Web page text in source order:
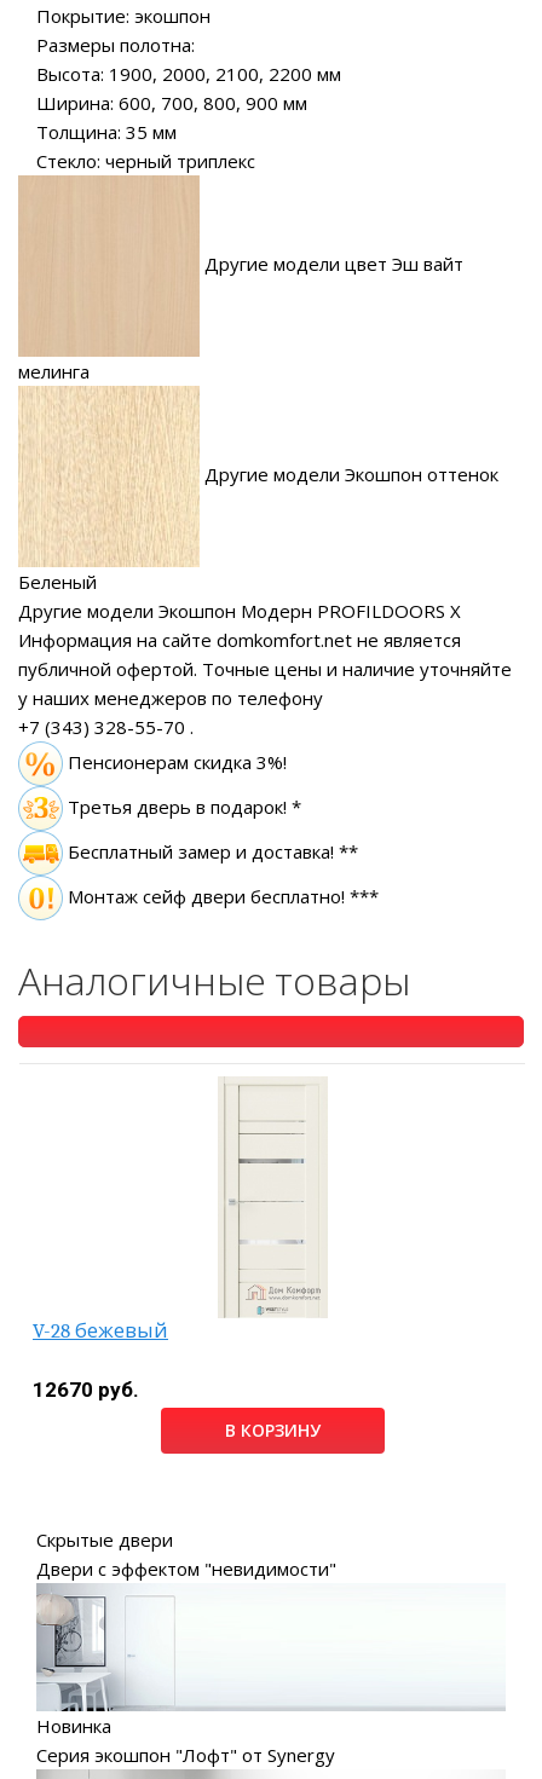
Покрытие: экошпон
Размеры полотна:
Высота: 1900, 2000, 2100, 2200 мм
Ширина: 600, 700, 800, 900 мм
Толщина: 35 мм
Стекло: черный триплекс
Другие модели цвет Эш вайт
мелинга
Другие модели Экошпон оттенок
Беленый
Другие модели Экошпон Модерн PROFILDOORS X
Информация на сайте domkomfort.net не является
публичной офертой. Точные цены и наличие уточняйте
у наших менеджеров по телефону
+7 (343) 328-55-70 .
Пенсионерам скидка 3%!
Третья дверь в подарок! *
Бесплатный замер и доставка! **
Монтаж сейф двери бесплатно! ***
Аналогичные товары
V-28 бежевый
12670 руб.
В КОРЗИНУ
Скрытые двери
Двери с эффектом "невидимости"
Новинка
Серия экошпон "Лофт" от Synergy